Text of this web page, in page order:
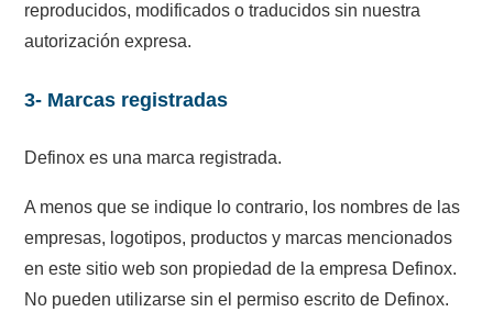
reproducidos, modificados o traducidos sin nuestra
autorización expresa.
3- Marcas registradas
Definox es una marca registrada.
A menos que se indique lo contrario, los nombres de las
empresas, logotipos, productos y marcas mencionados
en este sitio web son propiedad de la empresa Definox.
No pueden utilizarse sin el permiso escrito de Definox.